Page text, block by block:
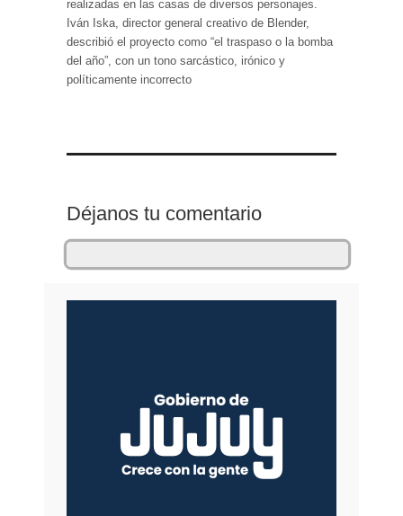
realizadas en las casas de diversos personajes.
Iván Iska, director general creativo de Blender,
describió el proyecto como “el traspaso o la bomba
del año”, con un tono sarcástico, irónico y
políticamente incorrecto
Déjanos tu comentario